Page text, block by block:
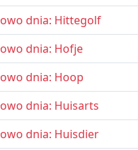
dnia: Hittegolf
dnia: Hofje
dnia: Hoop
dnia: Huisarts
dnia: Huisdier